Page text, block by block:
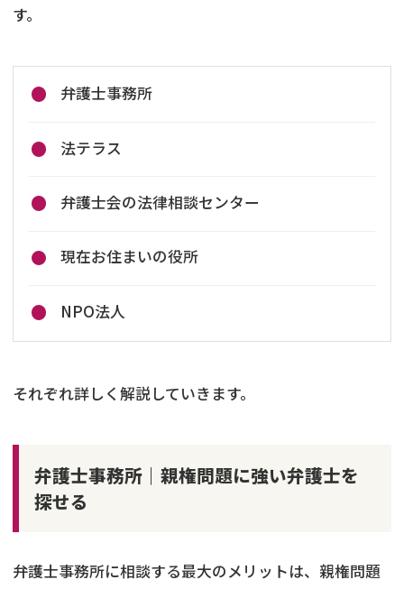
す。
弁護士事務所
法テラス
弁護士会の法律相談センター
現在お住まいの役所
NPO法人
それぞれ詳しく解説していきます。
弁護士事務所｜親権問題に強い弁護士を
探せる
弁護士事務所に相談する最大のメリットは、親権問題